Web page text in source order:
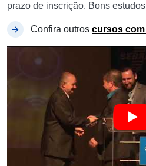
prazo de inscrição. Bons
Confira outros cursos